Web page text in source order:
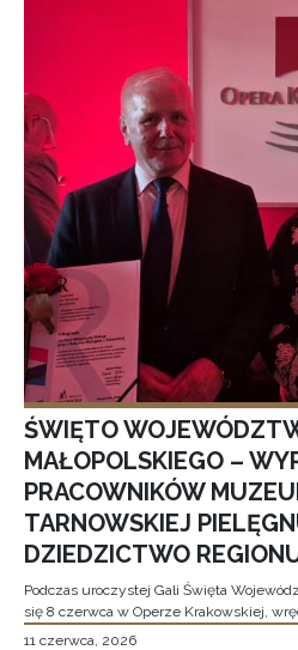
ŚWIĘTO
MAŁOPOLSKIEGO –
PRACOWNIKÓW
TARNOWSKIEJ
DZIEDZICTWO
Podczas uroczystej Gali Święta
się 8 czerwca w Operze Krakowskiej,
11 czerwca, 2026